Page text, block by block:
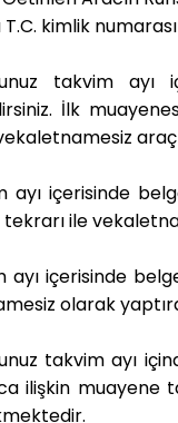
T.C. kimlik
takvim
İlk
ayı içerisinde
ile
ayı içerisinde
olarak
takvim ayı
ilişkin muayene